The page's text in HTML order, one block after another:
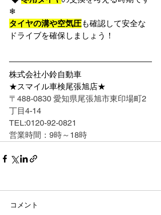
❄
タイヤの溝や空気圧も確認して安全な
ドライブを確保しましょう！
株式会社小鈴自動車
★スマイル車検尾張旭店★
〒488-0830 愛知県尾張旭市東印場町2
丁目4-14
TEL:0120-92-0821
営業時間：9時～18時
コメント